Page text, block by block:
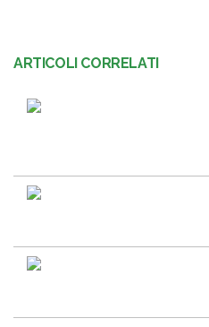
ARTICOLI CORRELATI